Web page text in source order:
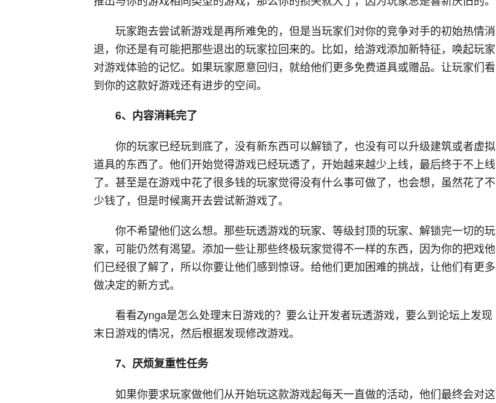
玩家跑去尝试新游戏是再所难免的，但是当玩家们对你的竞争对手的初始热情消
退，你还是有可能把那些退出的玩家拉回来的。比如，给游戏添加新特征，唤起玩家
对游戏体验的记忆。如果玩家愿意回归，就给他们更多免费道具或赠品。让玩家们看
到你的这款好游戏还有进步的空间。
6、内容消耗完了
你的玩家已经玩到底了，没有新东西可以解锁了，也没有可以升级建筑或者虚拟
道具的东西了。他们开始觉得游戏已经玩透了，开始越来越少上线，最后终于不上线
了。甚至是在游戏中花了很多钱的玩家觉得没有什么事可做了，也会想，虽然花了不
少钱了，但是时候离开去尝试新游戏了。
你不希望他们这么想。那些玩透游戏的玩家、等级封顶的玩家、解锁完一切的玩
家，可能仍然有渴望。添加一些让那些终极玩家觉得不一样的东西，因为你的把戏他
们已经很了解了，所以你要让他们感到惊讶。给他们更加困难的挑战，让他们有更多
做决定的新方式。
看看Zynga是怎么处理末日游戏的？要么让开发者玩透游戏，要么到论坛上发现
末日游戏的情况，然后根据发现修改游戏。
7、厌烦复重性任务
如果你要求玩家做他们从开始玩这款游戏起每天一直做的活动，他们最终会对这